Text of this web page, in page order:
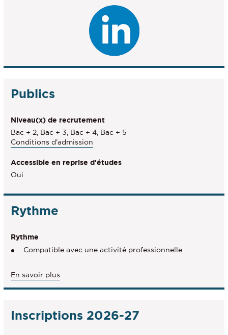
Publics
Niveau(x) de recrutement
Bac + 2, Bac + 3, Bac + 4, Bac + 5
Conditions d'admission
Accessible en reprise d'études
Oui
Rythme
Rythme
Compatible avec une activité professionnelle
En savoir plus
Inscriptions 2026-27